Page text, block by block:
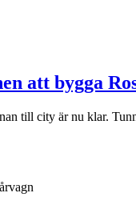
att bygga
till city är nu klar.